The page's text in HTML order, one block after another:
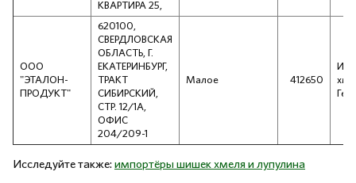
КВАРТИРА 25,
ООО
"ЭТАЛОН-
ПРОДУКТ"
620100,
СВЕРДЛОВСКАЯ
ОБЛАСТЬ, Г.
ЕКАТЕРИНБУРГ,
ТРАКТ
СИБИРСКИЙ,
СТР. 12/1А,
ОФИС
204/209-1
Малое 412650
Исследуйте также: импортёры шишек хмеля и лупулина